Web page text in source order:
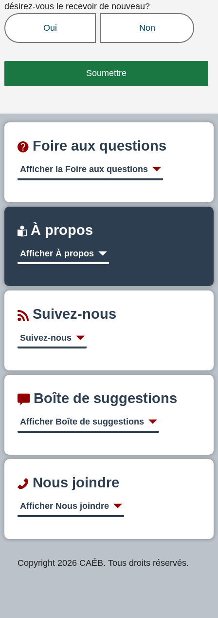
désirez-vous le recevoir de nouveau?
Oui Non
Foire aux questions
Afficher la Foire aux questions
À propos
Afficher À propos
Suivez-nous
Suivez-nous
Boîte de suggestions
Afficher Boîte de suggestions
Nous joindre
Afficher Nous joindre
Copyright 2026 CAÉB. Tous droits réservés.